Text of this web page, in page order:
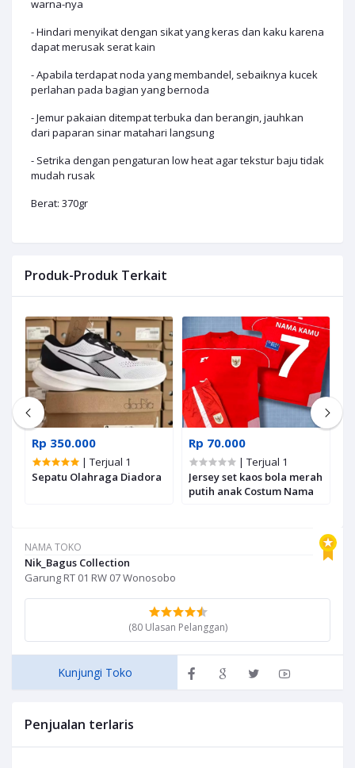
NAMA TOKO
Nik_Bagus Collection
Garung RT 01 RW 07 Wonosobo
(80 Ulasan Pelanggan)
Kunjungi Toko
Penjualan terlaris
warna-nya
- Hindari menyikat dengan sikat yang keras dan kaku karena
dapat merusak serat kain
- Apabila terdapat noda yang membandel, sebaiknya kucek
perlahan pada bagian yang bernoda
- Jemur pakaian ditempat terbuka dan berangin, jauhkan
dari paparan sinar matahari langsung
- Setrika dengan pengaturan low heat agar tekstur baju tidak
mudah rusak
Berat: 370gr
Produk-Produk Terkait
Rp 350.000
| Terjual 1
Sepatu Olahraga Diadora
Rp 70.000
| Terjual 1
Jersey set kaos bola merah
putih anak Costum Nama